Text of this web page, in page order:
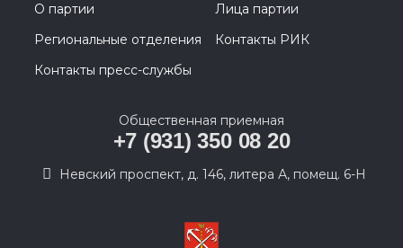
О партии
Лица партии
Региональные отделения
Контакты РИК
Контакты пресс-службы
Общественная приемная
+7 (931) 350 08 20
Невский проспект, д. 146, литера А, помещ. 6-Н